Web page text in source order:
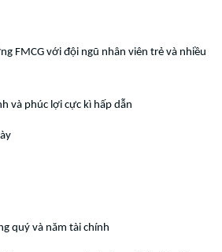
FMCG với đội ngũ nhân viên trẻ và nhiều
và phúc lợi cực kì hấp dẫn
quý và năm tài chính